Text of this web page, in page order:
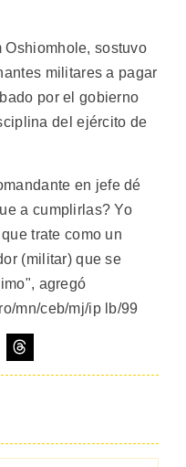
Oshiomhole, sostuvo
militares a pagar
por el gobierno
del ejército de
en jefe dé
a cumplirlas? Yo
trate como un
(militar) que se
agregó
mn/ceb/mj/ip lb/99